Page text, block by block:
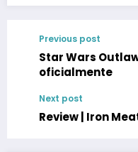
Previous post
Star Wars
oficialmente
Next post
Review | Iron